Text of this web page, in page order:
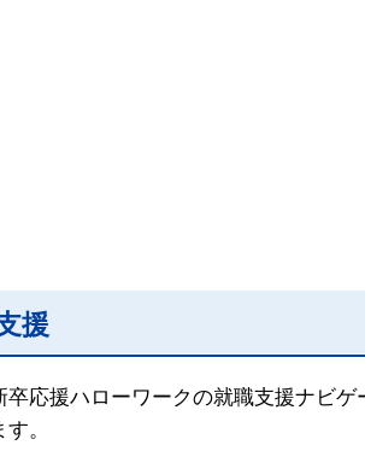
援
応援ハローワークの就職支援ナビ
。